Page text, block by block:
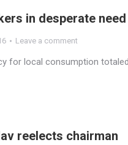
in desperate
Leave a comment
for local consumption
reelects chairman